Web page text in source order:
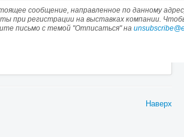
сообщение, направленное по данному
при регистрации на выставках компании.
письмо с темой "Отписаться" на
Наверх